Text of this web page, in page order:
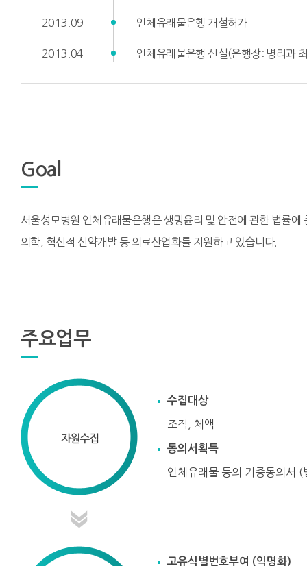
2013.09 인체유래물은행 개설허가
2013.04 인체유래물은행 신설(은행장: 병리과
Goal
서울성모병원 인체유래물은행은 생명윤리 및 안전에 관한 법률
의학, 혁신적 신약개발 등 의료산업화를 지원하고 있습니다.
주요업무
수집대상
조직, 체액
동의서획득
인체유래물 등의 기증동의서
고유식별번호부여 (익명화)